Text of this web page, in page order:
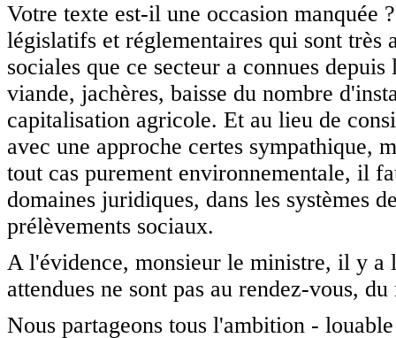
Votre texte est-il une occasion manquée
législatifs et réglementaires qui sont très
sociales que ce secteur a connues
viande, jachères, baisse du nombre
capitalisation agricole. Et au lieu de
avec une approche certes sympathique,
tout cas purement environnementale, il
domaines juridiques, dans les systèmes
prélèvements sociaux.
A l'évidence, monsieur le ministre, il y a
attendues ne sont pas au rendez-vous,
Nous partageons tous l'ambition -